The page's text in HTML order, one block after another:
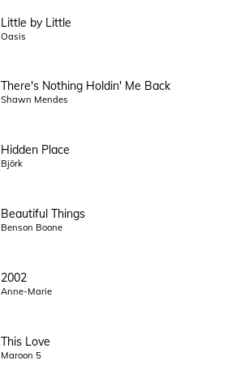
Little by Little
Oasis
There's Nothing Holdin' Me Back
Shawn Mendes
Hidden Place
Björk
Beautiful Things
Benson Boone
2002
Anne-Marie
This Love
Maroon 5